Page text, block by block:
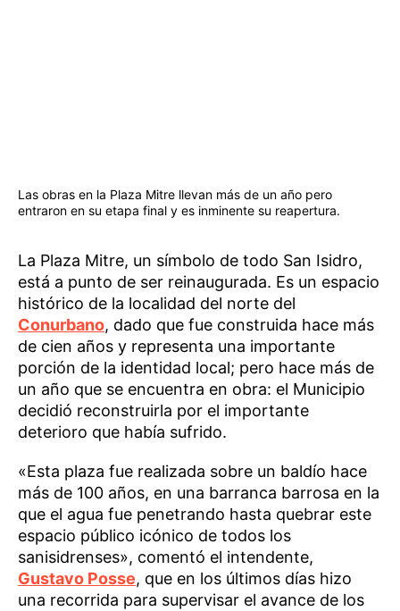
Las obras en la Plaza Mitre llevan más de un año pero
entraron en su etapa final y es inminente su reapertura.
La Plaza Mitre, un símbolo de todo San Isidro,
está a punto de ser reinaugurada. Es un espacio
histórico de la localidad del norte del
Conurbano, dado que fue construida hace más
de cien años y representa una importante
porción de la identidad local; pero hace más de
un año que se encuentra en obra: el Municipio
decidió reconstruirla por el importante
deterioro que había sufrido.
«Esta plaza fue realizada sobre un baldío hace
más de 100 años, en una barranca barrosa en la
que el agua fue penetrando hasta quebrar este
espacio público icónico de todos los
sanisidrenses», comentó el intendente,
Gustavo Posse, que en los últimos días hizo
una recorrida para supervisar el avance de los